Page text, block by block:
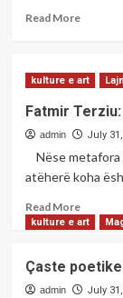
Shkruan;
analist
politik.
të
Read MoreRead
Totaj
sot
e
njohur,
Ibrahimi.
kulture e art
Fatmir
admin July
Nëse metafora
atëherë koha
Read MoreRead
more
Terziu:
Koha
kulture e art
Çaste
admin July